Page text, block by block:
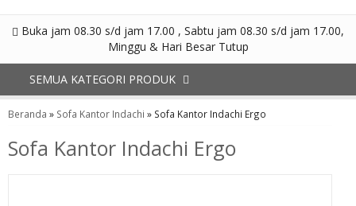
Buka jam 08.30 s/d jam 17.00 , Sabtu jam 08.30 s/d jam 17.00,
Minggu & Hari Besar Tutup
SEMUA KATEGORI PRODUK
Beranda » Sofa Kantor Indachi » Sofa Kantor Indachi Ergo
Sofa Kantor Indachi Ergo